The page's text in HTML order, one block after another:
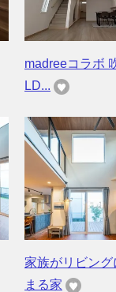
madreeコラボ
LD...
家族がリビング
まる家